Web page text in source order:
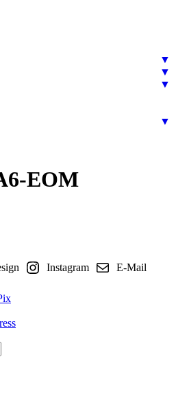
▼
▼
▼
▼
EOM
Instagram E-Mail